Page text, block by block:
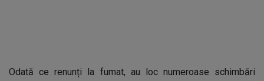
Odată ce renunți la fumat, au loc numeroase schimbări